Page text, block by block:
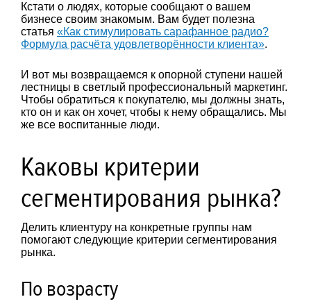
Кстати о людях, которые сообщают о вашем
бизнесе своим знакомым. Вам будет полезна
статья «Как стимулировать сарафанное радио?
Формула расчёта удовлетворённости клиента».
И вот мы возвращаемся к опорной ступени нашей
лестницы в светлый профессиональный маркетинг.
Чтобы обратиться к покупателю, мы должны знать,
кто он и как он хочет, чтобы к нему обращались. Мы
же все воспитанные люди.
Каковы критерии
сегментирования рынка?
Делить клиентуру на конкретные группы нам
помогают следующие критерии сегментирования
рынка.
По возрасту